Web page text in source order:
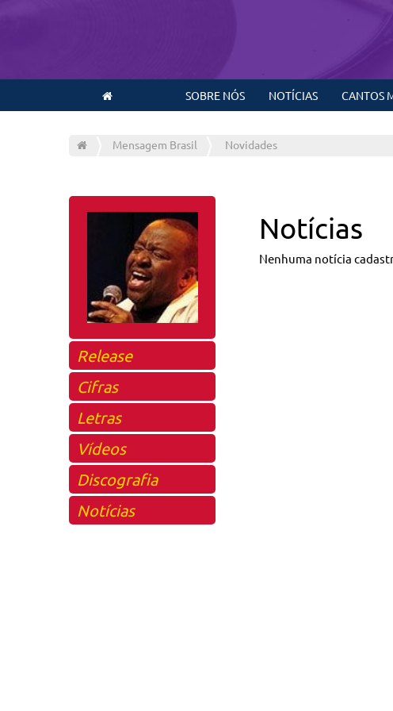
SOBRE NÓS NOTÍCIAS CANTOS
Mensagem Brasil Novidades
Release
Cifras
Letras
Vídeos
Discografia
Notícias
Notícias
Nenhuma notícia